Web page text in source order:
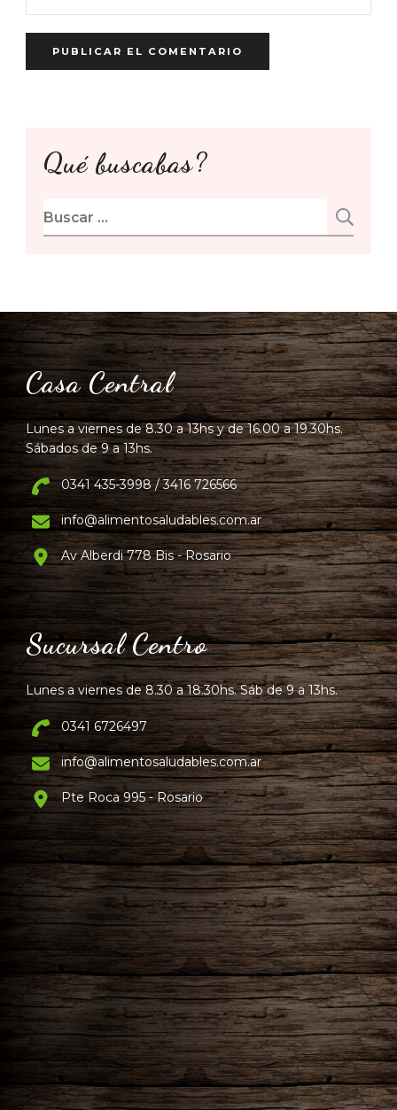
Qué buscabas?
Buscar:
Casa Central
Lunes a viernes de 8.30 a 13hs y de 16.00 a 19.30hs.
Sábados de 9 a 13hs.
0341 435-3998 / 3416 726566
info@alimentosaludables.com.ar
Av Alberdi 778 Bis - Rosario
Sucursal Centro
Lunes a viernes de 8.30 a 18.30hs. Sáb de 9 a 13hs.
0341 6726497
info@alimentosaludables.com.ar
Pte Roca 995 - Rosario